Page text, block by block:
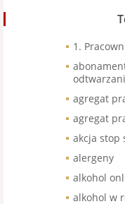
1.
agregat
agregat
akcja stop
alergeny
alkohol
alkohol w